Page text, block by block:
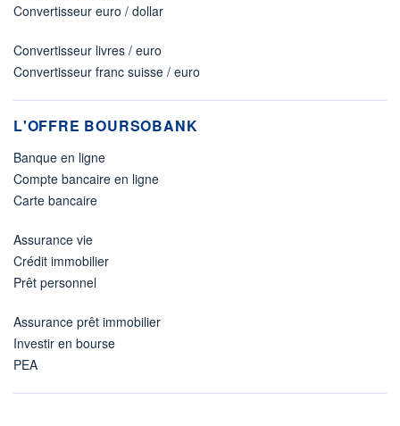
Convertisseur euro / dollar
Convertisseur livres / euro
Convertisseur franc suisse / euro
L'OFFRE BOURSOBANK
Banque en ligne
Compte bancaire en ligne
Carte bancaire
Assurance vie
Crédit immobilier
Prêt personnel
Assurance prêt immobilier
Investir en bourse
PEA